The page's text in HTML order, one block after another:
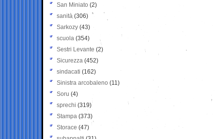
San Miniato (2)
sanità (306)
Sarkozy (43)
scuola (354)
Sestri Levante (2)
Sicurezza (452)
sindacati (162)
Sinistra arcobaleno (11)
Soru (4)
sprechi (319)
Stampa (373)
Storace (47)